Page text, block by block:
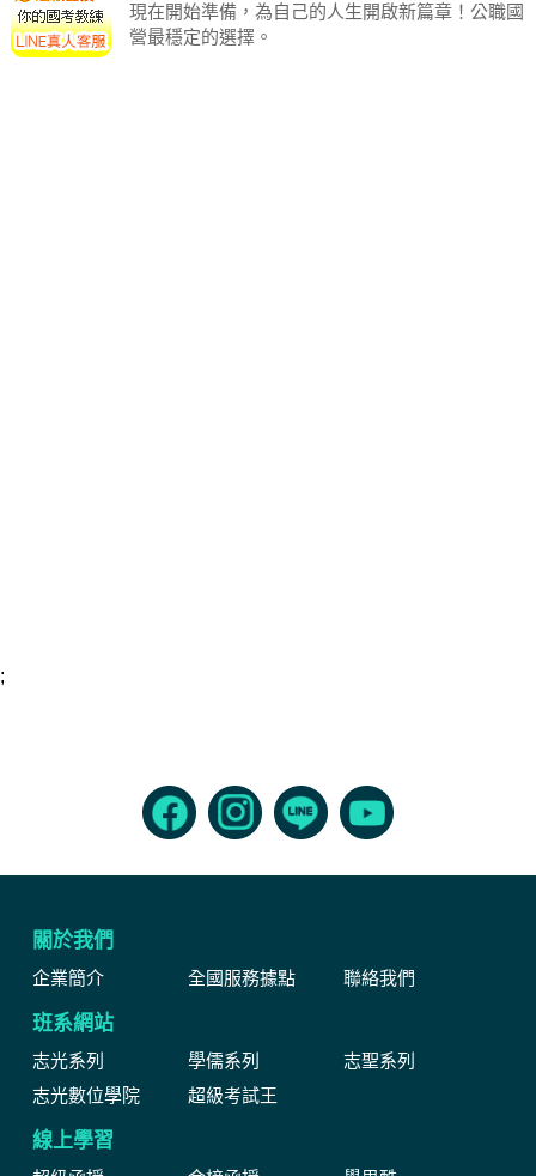
現在開始準備，為自己的人生開啟新篇章！公職國
營最穩定的選擇。
;
關於我們
企業簡介 全國服務據點 聯絡我們
班系網站
志光系列 學儒系列
志聖系列
志光數位學院
超級考試王
線上學習